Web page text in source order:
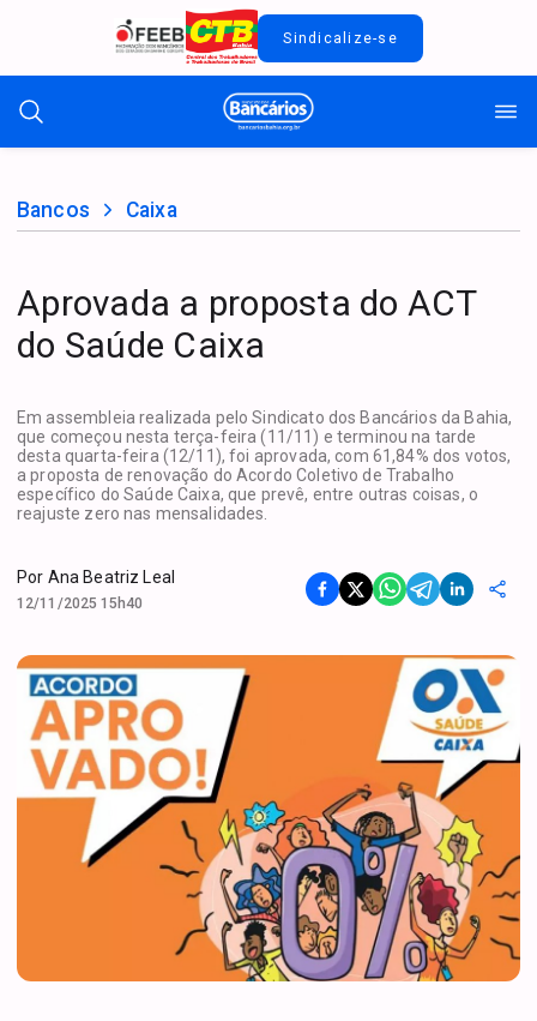
Sindicalize-se
Bancos Caixa
Aprovada a proposta do ACT
do Saúde Caixa
Em assembleia realizada pelo Sindicato dos Bancários da Bahia,
que começou nesta terça-feira (11/11) e terminou na tarde
desta quarta-feira (12/11), foi aprovada, com 61,84% dos votos,
a proposta de renovação do Acordo Coletivo de Trabalho
específico do Saúde Caixa, que prevê, entre outras coisas, o
reajuste zero nas mensalidades.
Por Ana Beatriz Leal
12/11/2025 15h40